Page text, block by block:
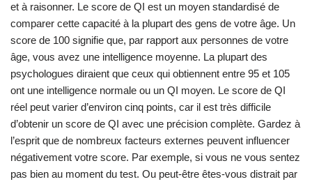
et à raisonner. Le score de QI est un moyen standardisé de
comparer cette capacité à la plupart des gens de votre âge. Un
score de 100 signifie que, par rapport aux personnes de votre
âge, vous avez une intelligence moyenne. La plupart des
psychologues diraient que ceux qui obtiennent entre 95 et 105
ont une intelligence normale ou un QI moyen. Le score de QI
réel peut varier d’environ cinq points, car il est très difficile
d’obtenir un score de QI avec une précision complète. Gardez à
l’esprit que de nombreux facteurs externes peuvent influencer
négativement votre score. Par exemple, si vous ne vous sentez
pas bien au moment du test. Ou peut-être êtes-vous distrait par